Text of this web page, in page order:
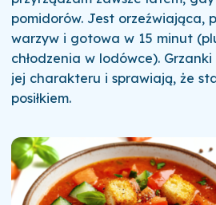
pomidorów. Jest orzeźwiająca,
warzyw i gotowa w 15 minut
chłodzenia w lodówce).
jej charakteru i sprawiają, że
posiłkiem.